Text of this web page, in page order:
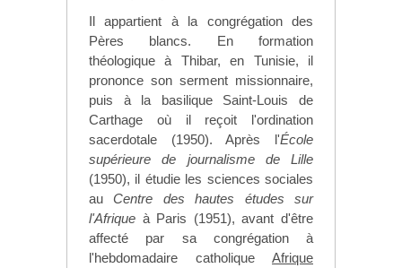
Il appartient à la congrégation des
Pères blancs. En formation
théologique à Thibar, en Tunisie, il
prononce son serment missionnaire,
puis à la basilique Saint-Louis de
Carthage où il reçoit l'ordination
sacerdotale (1950). Après l'École
supérieure de journalisme de Lille
(1950), il étudie les sciences sociales
auCentre des hautes études sur
l'Afrique à Paris (1951), avant d'être
affecté par sa congrégation à
l'hebdomadaire catholique Afrique